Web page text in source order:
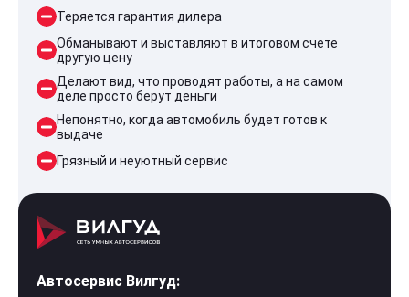
Теряется гарантия дилера
Обманывают и выставляют в итоговом счете
другую цену
Делают вид, что проводят работы, а на самом
деле просто берут деньги
Непонятно, когда автомобиль будет готов к
выдаче
Грязный и неуютный сервис
Автосервис Вилгуд: